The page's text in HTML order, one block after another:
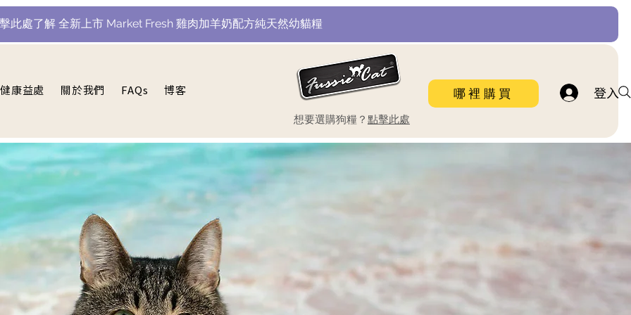
此處了解 全新上市 Market Fresh 雞肉加羊奶配方純天然幼貓糧
健康益處 關於我們 FAQs 博客 哪裡購買 登入
​想要選購狗糧？ 點擊此處